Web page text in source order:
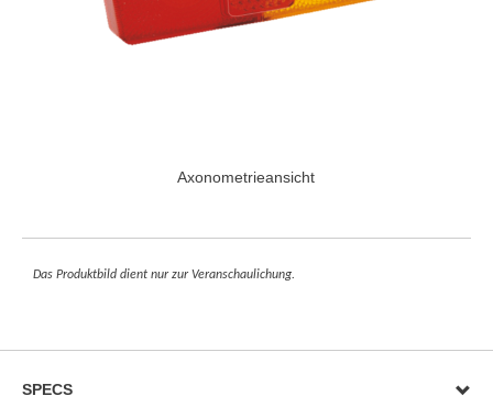
Axonometrieansicht
Das Produktbild dient nur zur Veranschaulichung.
SPECS